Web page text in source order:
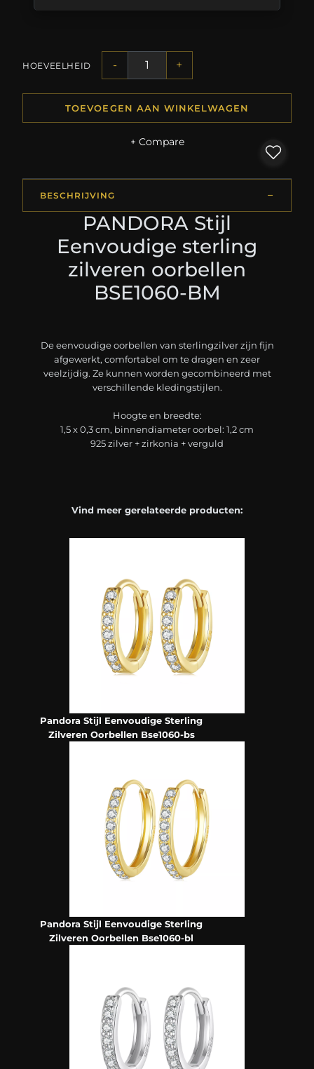
HOEVEELHEID - +
TOEVOEGEN AAN WINKELWAGEN
+ Compare
BESCHRIJVING
PANDORA Stijl
Eenvoudige sterling
zilveren oorbellen
BSE1060-BM
De eenvoudige oorbellen van sterlingzilver zijn fijn
afgewerkt, comfortabel om te dragen en zeer
veelzijdig. Ze kunnen worden gecombineerd met
verschillende kledingstijlen.
Hoogte en breedte:
1,5 x 0,3 cm, binnendiameter oorbel: 1,2 cm
925 zilver + zirkonia + verguld
Vind meer gerelateerde producten:
Pandora Stijl Eenvoudige Sterling
Zilveren Oorbellen Bse1060-bs
Pandora Stijl Eenvoudige Sterling
Zilveren Oorbellen Bse1060-bl